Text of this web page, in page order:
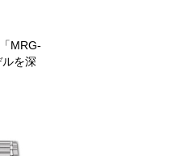
MRG-
を深